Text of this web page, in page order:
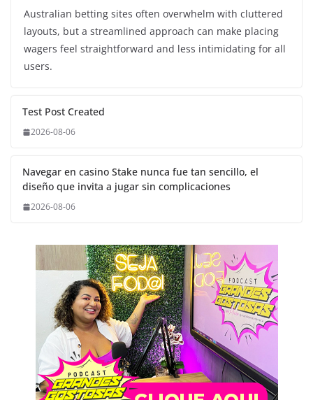
Australian betting sites often overwhelm with cluttered
layouts, but a streamlined approach can make placing
wagers feel straightforward and less intimidating for all
users.
Test Post Created
2026-08-06
Navegar en casino Stake nunca fue tan sencillo, el
diseño que invita a jugar sin complicaciones
2026-08-06